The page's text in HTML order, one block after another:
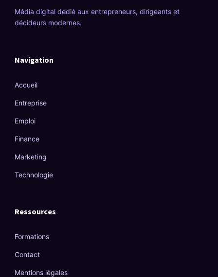
Média digital dédié aux entrepreneurs, dirigeants et
décideurs modernes.
Navigation
Accueil
Entreprise
Emploi
Finance
Marketing
Technologie
Ressources
Formations
Contact
Mentions légales